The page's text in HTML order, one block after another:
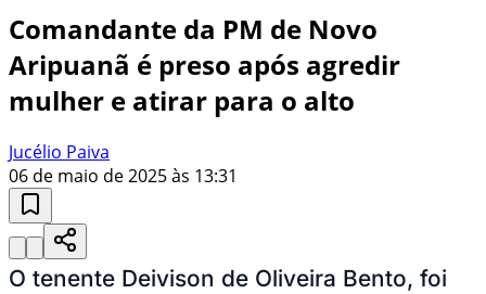
Comandante da PM de Novo
Aripuanã é preso após agredir
mulher e atirar para o alto
Jucélio Paiva
06 de maio de 2025 às 13:31
O tenente Deivison de Oliveira Bento, foi